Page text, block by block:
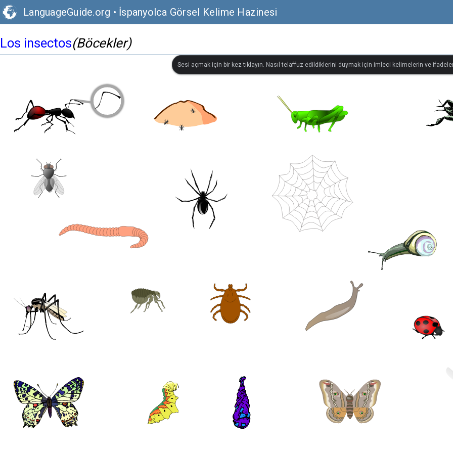
LanguageGuide.org • İspanyolca Görsel Kelime Hazinesi
Los insectos(Böcekler)
Sesi açmak için bir kez tıklayın. Nasıl telaffuz edildiklerini duymak için imleci kelimelerin ve